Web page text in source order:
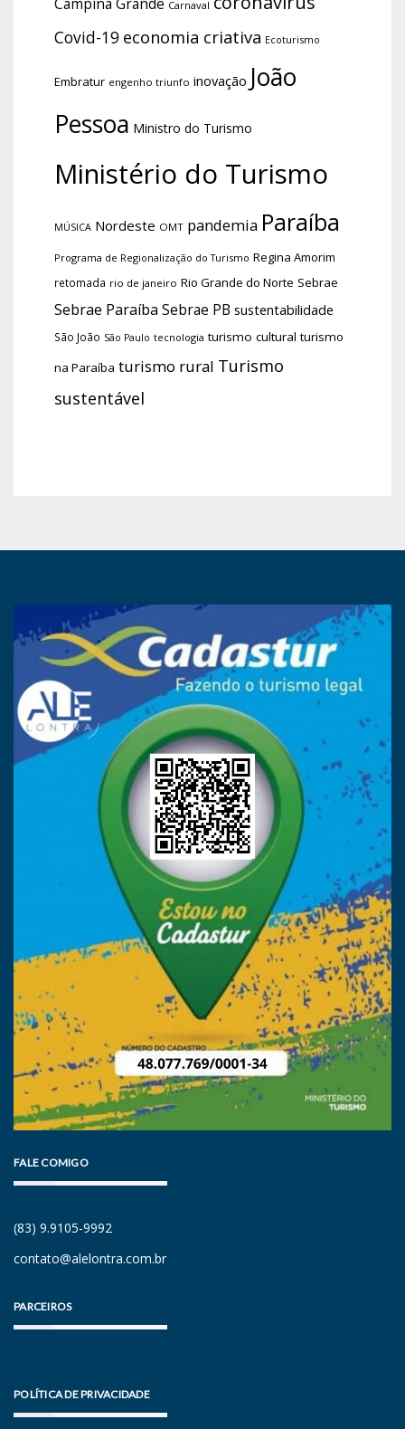
Carnaval
Covid-19 economia criativa Ecoturismo
Embratur engenho triunfo inovação João
Pessoa Ministro do Turismo
Ministério do Turismo
MÚSICA Nordeste OMT pandemia Paraíba
Programa de Regionalização do Turismo Regina Amorim
retomada rio de janeiro Rio Grande do Norte Sebrae
Sebrae Paraíba Sebrae PB sustentabilidade
São João São Paulo tecnologia turismo cultural turismo
na Paraíba turismo rural Turismo
sustentável
FALE COMIGO
(83) 9.9105-9992
contato@alelontra.com.br
PARCEIROS
POLÍTICA DE PRIVACIDADE